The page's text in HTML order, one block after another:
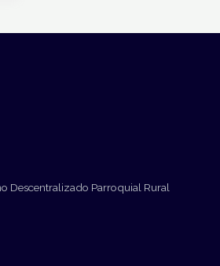
Descentralizado Parroquial Rural